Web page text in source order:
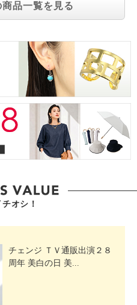
品一覧を見る
オシ！
チェンジ ＴＶ通販出演２８
周年 美白の日 美...